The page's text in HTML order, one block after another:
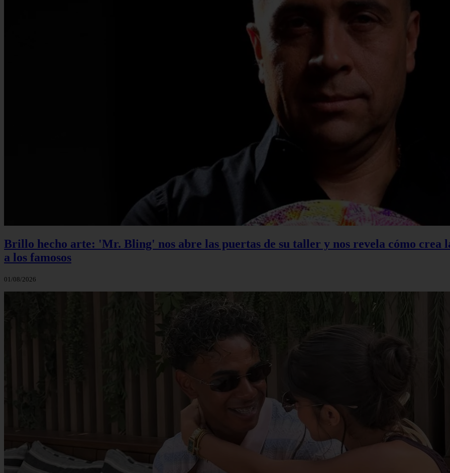
Brillo hecho arte: 'Mr. Bling' nos abre las puertas de su taller y nos revela cómo crea
a los famosos
01/08/2026